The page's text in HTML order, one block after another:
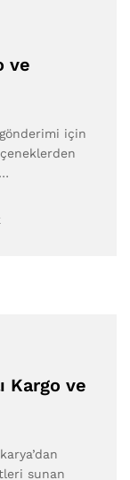
ve
için
Kargo ve
sunan